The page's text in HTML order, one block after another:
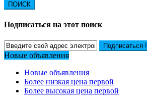
ПОИСК
Подписаться на этот поиск
Подписаться !
Новые объявления
Новые объявления
Более низкая цена первой
Более высокая цена первой